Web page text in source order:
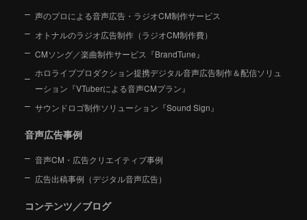
声のプロによる音声広告・ラジオCM制作サービス
オトナルのラジオ広告制作（ラジオCM制作費）
CMソング／楽曲制作サービス『BrandTune』
ホロライブプロダクション提携デジタル音声広告制作＆配信ソリュ
ーション 『VTuberによる音声CMプラン』
サウンドロゴ制作ソリューション『Sound Sign』
音声広告事例
音声CM・広告クリエイティブ事例
広告出稿事例（デジタル音声広告）
コンテンツ／ブログ